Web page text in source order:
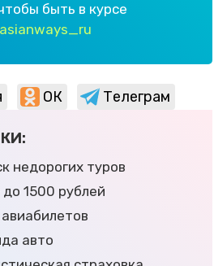
быть в курсе
ОК Телеграм
недорогих туров
до 1500 рублей
авто